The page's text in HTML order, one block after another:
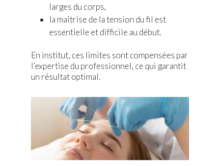
larges du corps,
la maîtrise de la tension du fil est
essentielle et difficile au début.
En institut, ces limites sont compensées par
l’expertise du professionnel, ce qui garantit
un résultat optimal.